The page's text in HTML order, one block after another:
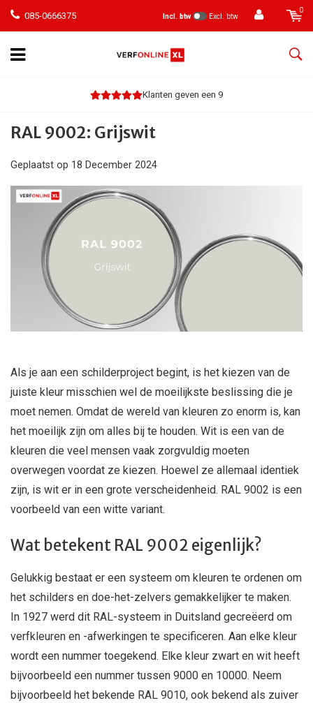
085-0666375 Incl. btw Excl. btw
0
Klanten geven een 9
RAL 9002: Grijswit
Geplaatst op 18 December 2024
Als je aan een schilderproject begint, is het kiezen van de
juiste kleur misschien wel de moeilijkste beslissing die je
moet nemen. Omdat de wereld van kleuren zo enorm is, kan
het moeilijk zijn om alles bij te houden. Wit is een van de
kleuren die veel mensen vaak zorgvuldig moeten
overwegen voordat ze kiezen. Hoewel ze allemaal identiek
zijn, is wit er in een grote verscheidenheid. RAL 9002 is een
voorbeeld van een witte variant.
Wat betekent RAL 9002 eigenlijk?
Gelukkig bestaat er een systeem om kleuren te ordenen om
het schilders en doe-het-zelvers gemakkelijker te maken.
In 1927 werd dit RAL-systeem in Duitsland gecreëerd om
verfkleuren en -afwerkingen te specificeren. Aan elke kleur
wordt een nummer toegekend. Elke kleur zwart en wit heeft
bijvoorbeeld een nummer tussen 9000 en 10000. Neem
bijvoorbeeld het bekende RAL 9010, ook bekend als zuiver